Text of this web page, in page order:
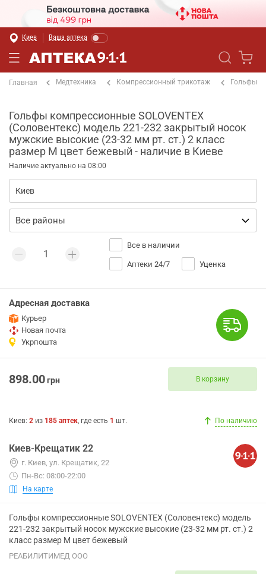
Киев Ваша аптека
Главная Медтехника Компрессионный трикотаж Гольфы
Гольфы компрессионные SOLOVENTEX
(Соловентекс) модель 221-232 закрытый носок
мужские высокие (23-32 мм рт. ст.) 2 класс
размер M цвет бежевый - наличие в Киеве
Наличие актуально на 08:00
Все в наличии
Аптеки 24/7 Уценка
Адресная доставка
Курьер
Новая почта
Укрпошта
898.00грн В корзину
Киев: 2 из 185 аптек, где есть 1 шт. По наличию
Киев-Крещатик 22
г. Киев, ул. Крещатик, 22
Пн-Вс: 08:00-22:00
На карте
Гольфы компрессионные SOLOVENTEX (Соловентекс) модель
221-232 закрытый носок мужские высокие (23-32 мм рт. ст.) 2
класс размер M цвет бежевый
РЕАБИЛИТИМЕД ООО